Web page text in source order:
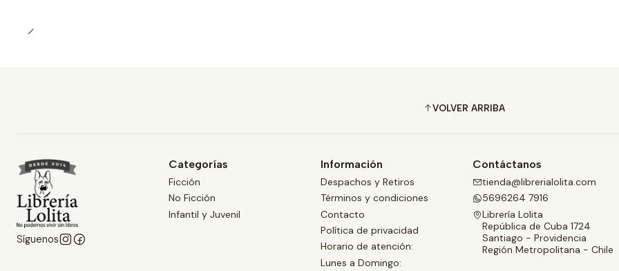
VOLVER ARRIBA
Síguenos
Categorías
Ficción
No Ficción
Infantil y Juvenil
Información
Despachos y Retiros
Términos y condiciones
Contacto
Política de privacidad
Horario de atención:
Lunes a Domingo:
Contáctanos
tienda@librerialolita.com
5696264 7916
Librería Lolita
República de Cuba 1724
Santiago - Providencia
Región Metropolitana - Chile